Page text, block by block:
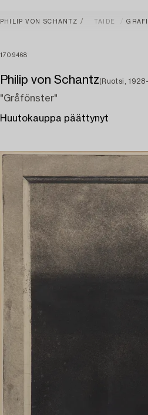
PHILIP VON SCHANTZ TAIDE
1709468
Philip von Schantz(Ruotsi,
"Gråfönster"
Huutokauppa päättynyt